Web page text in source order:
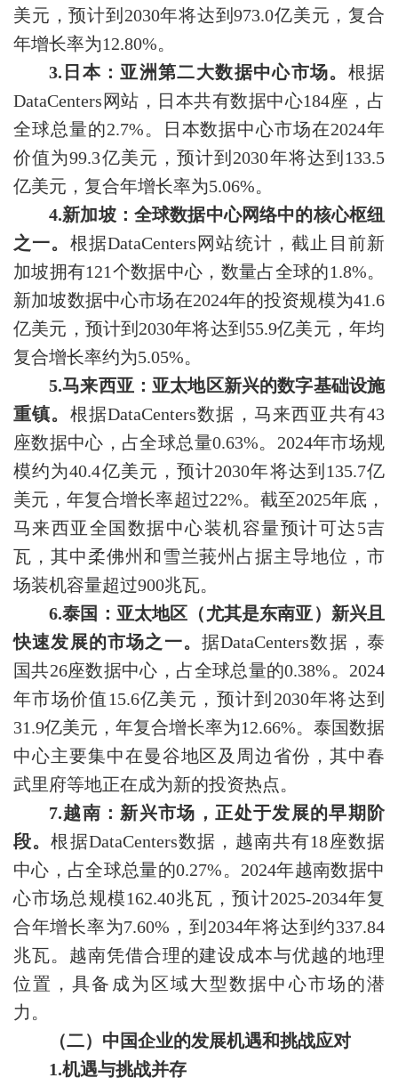
美元，预计到2030年将达到973.0亿美元，复合
年增长率为12.80%。
3.日本：亚洲第二大数据中心市场。 根据
DataCenters网站，日本共有数据中心184座，占
全球总量的2.7%。日本数据中心市场在2024年
价值为99.3亿美元，预计到2030年将达到133.5
亿美元，复合年增长率为5.06%。
4.新加坡：全球数据中心网络中的核心枢纽
之一。 根据DataCenters网站统计，截止目前新
加坡拥有121个数据中心，数量占全球的1.8%。
新加坡数据中心市场在2024年的投资规模为41.6
亿美元，预计到2030年将达到55.9亿美元，年均
复合增长率约为5.05%。
5.马来西亚：亚太地区新兴的数字基础设施
重镇。 根据DataCenters数据，马来西亚共有43
座数据中心，占全球总量0.63%。2024年市场规
模约为40.4亿美元，预计2030年将达到135.7亿
美元，年复合增长率超过22%。截至2025年底，
马来西亚全国数据中心装机容量预计可达5吉
瓦，其中柔佛州和雪兰莪州占据主导地位，市
场装机容量超过900兆瓦。
6.泰国：亚太地区（尤其是东南亚）新兴且
快速发展的市场之一。 据DataCenters数据，泰
国共26座数据中心，占全球总量的0.38%。2024
年市场价值15.6亿美元，预计到2030年将达到
31.9亿美元，年复合增长率为12.66%。泰国数据
中心主要集中在曼谷地区及周边省份，其中春
武里府等地正在成为新的投资热点。
7.越南：新兴市场，正处于发展的早期阶
段。根据DataCenters数据，越南共有18座数据
中心，占全球总量的0.27%。2024年越南数据中
心市场总规模162.40兆瓦，预计2025-2034年复
合年增长率为7.60%，到2034年将达到约337.84
兆瓦。越南凭借合理的建设成本与优越的地理
位置，具备成为区域大型数据中心市场的潜
力。
（二）中国企业的发展机遇和挑战应对
1.机遇与挑战并存